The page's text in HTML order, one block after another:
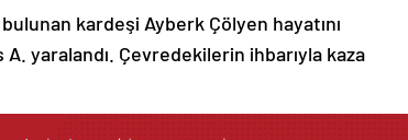
kardeşi Ayberk Çölyen hayatını
yaralandı. Çevredekilerin ihbarıyla kaza